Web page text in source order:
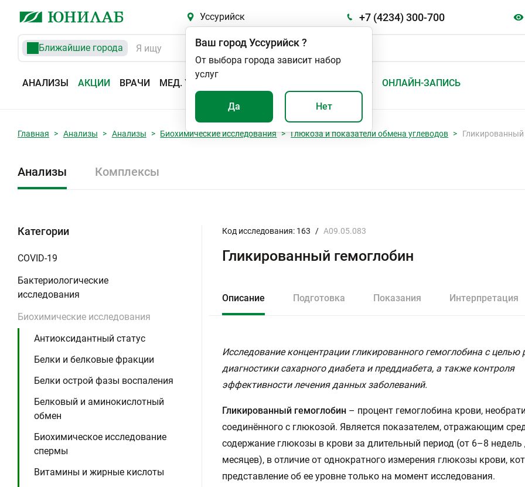
Уссурийск +7 (4234) 300-700
Ближайшие города
АНАЛИЗЫ АКЦИИ ВРАЧИ МЕД. УСЛУГИ ОНЛАЙН-ЗАПИСЬ
Ваш городУссурийск?
От выбора города зависит набор
услуг
Да Нет
Главная Анализы Анализы Биохимические исследования Глюкоза и показатели обмена углеводов Гликированный
Анализы Комплексы
Категории
COVID-19
Бактериологические
исследования
Биохимические исследования
Антиоксидантный статус
Белки и белковые фракции
Белки острой фазы воспаления
Белковый и аминокислотный
обмен
Биохимическое исследование
спермы
Витамины и жирные кислоты
Код исследования: 163 / A09.05.083
Гликированный гемоглобин
Описание Подготовка Показания Интерпретация
Исследование концентрации гликированного гемоглобина с целью
диагностики сахарного диабета и преддиабета, а также контроля
эффективности лечения данных заболеваний.
Гликированный гемоглобин – процент гемоглобина крови,
соединённого с глюкозой. Является показателем, отражающим
содержание глюкозы в крови за длительный период (от 6–8 недель
месяцев), в отличие от однократного измерения глюкозы крови,
представление об ее уровне только на момент исследования.